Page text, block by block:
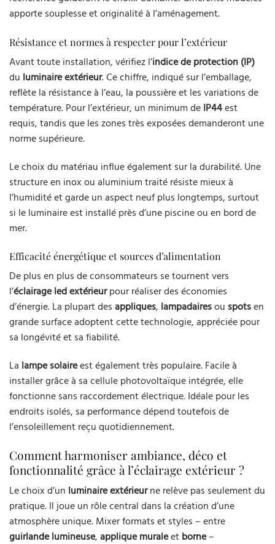
apporte souplesse et originalité à l’aménagement.
Résistance et normes à respecter pour l’extérieur
Avant toute installation, vérifiez l’indice de protection (IP)
du luminaire extérieur. Ce chiffre, indiqué sur l’emballage,
reflète la résistance à l’eau, la poussière et les variations de
température. Pour l’extérieur, un minimum de IP44est
requis, tandis que les zones très exposées demanderont une
norme supérieure.
Le choix du matériau influe également sur la durabilité. Une
structure en inox ou aluminium traité résiste mieux à
l’humidité et garde un aspect neuf plus longtemps, surtout
si le luminaire est installé près d’une piscine ou en bord de
mer.
Efficacité énergétique et sources d’alimentation
De plus en plus de consommateurs se tournent vers
l’éclairage led extérieurpour réaliser des économies
d’énergie. La plupart des appliques, lampadairesou spotsen
grande surface adoptent cette technologie, appréciée pour
sa longévité et sa fiabilité.
La lampe solaireest également très populaire. Facile à
installer grâce à sa cellule photovoltaïque intégrée, elle
fonctionne sans raccordement électrique. Idéale pour les
endroits isolés, sa performance dépend toutefois de
l’ensoleillement reçu quotidiennement.
Comment harmoniser ambiance, déco et
fonctionnalité grâce à l’éclairage extérieur ?
Le choix d’un luminaire extérieurne relève pas seulement du
pratique. Il joue un rôle central dans la création d’une
atmosphère unique. Mixer formats et styles – entre
guirlande lumineuse, applique muraleet borne–